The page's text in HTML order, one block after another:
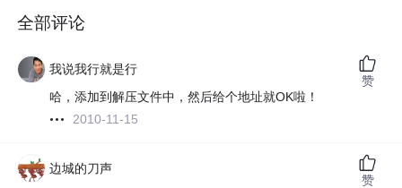
全部评论
我说我行就是行
哈，添加到解压文件中，然后给个地址就OK啦！
2010-11-15
赞
边城的刀声
赞